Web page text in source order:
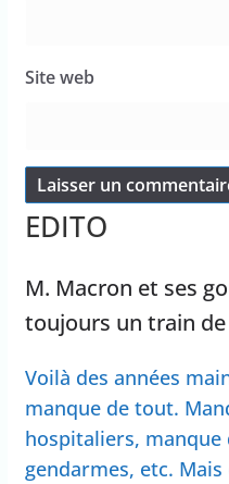
Site web
EDITO
M. Macron et ses
toujours un train
Voilà des années
manque de tout.
hospitaliers, manque
gendarmes, etc.